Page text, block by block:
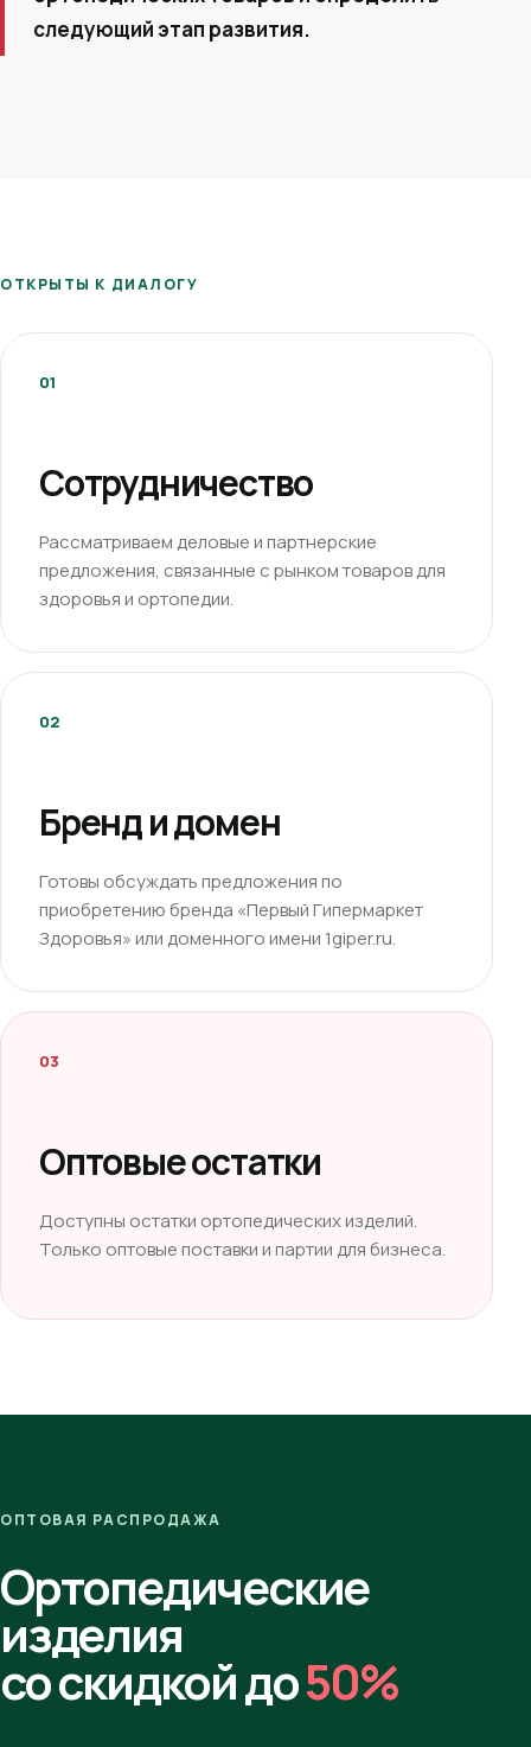
следующий этап развития.
ОТКРЫТЫ К ДИАЛОГУ
01
Сотрудничество
Рассматриваем деловые и партнерские
предложения, связанные с рынком товаров для
здоровья и ортопедии.
02
Бренд и домен
Готовы обсуждать предложения по
приобретению бренда «Первый Гипермаркет
Здоровья» или доменного имени 1giper.ru.
03
Оптовые остатки
Доступны остатки ортопедических изделий.
Только оптовые поставки и партии для бизнеса.
ОПТОВАЯ РАСПРОДАЖА
Ортопедические
изделия
со скидкой до50%